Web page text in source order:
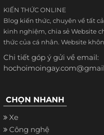
KIẾN THỨC ONLINE
Blog kiến thức, chuyên về tất
kinh nghiệm, chia sẻ Website
thức của cá nhân. Website
Chi tiết góp ý gửi về email:
CHỌN NHANH
Xe
Công nghệ